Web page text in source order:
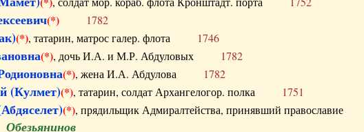
(*) 1782
(*), татарин, матрос галер. флота 1746
(*), дочь И.А. и М.Р. Абдуловых 1782
(*), жена И.А. Абдулова 1782
(Кулмет)(*), татарин, солдат Архангелогор. полка 1751
(*), прядильщик Адмиралтейства, принявший православие